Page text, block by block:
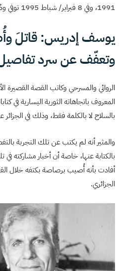
1991، وفي 8 فبراير/ شباط 1995 توفي ودُفن في مقابر الكرخ ببغداد.
يوسف إدريس: قاتلَ
وتعفّف عن سرد تفاصيل
الروائي والمسرحي وكاتب القصة
المعروف باتجاهاته الثورية اليسارية في
بالسلاح لا بالكلمة فقط، وذلك في الجزائر عام 1961 ضد الاحتلال
والمثير أنه لم يكتب عن تلك التجربة
بالكتابة عنها، خاصة أن أخبار مشاركته
أفادت بأنه أُصيب برصاصة بكتفه خلال
الجزائري.